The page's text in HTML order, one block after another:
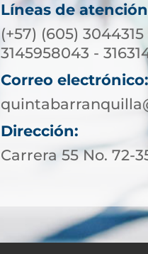
Líneas de
(+57) (605)
3145958043 -
Correo electrónico:
Dirección:
Carrera 55 No. 72-